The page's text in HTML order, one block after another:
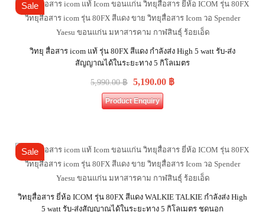
Sale
วิทยุ สื่อสาร icom แท้ รุ่น 80FX สีแดง กำลังส่ง High 5 watt รับ-ส่ง
สัญญาณได้ในระยะทาง 5 กิโลเมตร
5,990.00฿ 5,190.00 ฿
Product Enquiry
Sale
วิทยุสื่อสาร ยี่ห้อ ICOM รุ่น 80FX สีแดง WALKIE TALKIE กำลังส่ง High
5 watt รับ-ส่งสัญญาณได้ในระยะทาง 5 กิโลเมตร ชุดนอก